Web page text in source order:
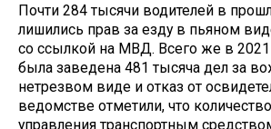
Почти 284 тысячи водителей в
лишились прав за езду в пьяном
со ссылкой на МВД. Всего же в 2021
была заведена 481 тысяча дел за
нетрезвом виде и отказ от
ведомстве отметили, что
управления транспортным